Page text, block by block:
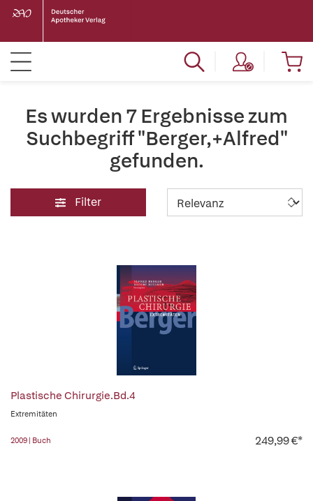
Es wurden 7 Ergebnisse zum
Suchbegriff "Berger,+Alfred"
gefunden.
Filter
Plastische Chirurgie.Bd.4
Extremitäten
2009 | Buch 249,99 €*